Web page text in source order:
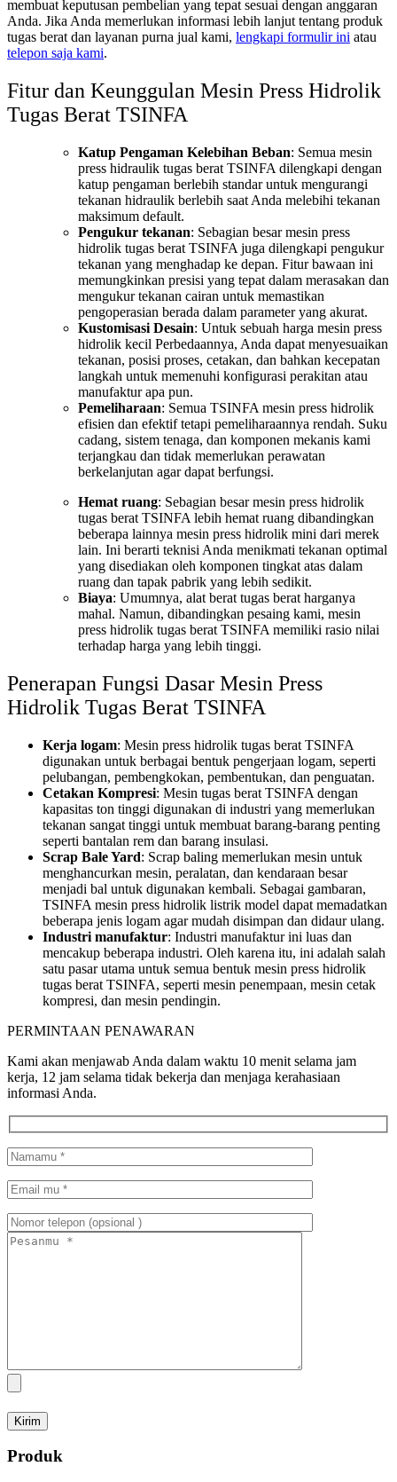
membuat keputusan pembelian yang tepat sesuai dengan anggaran
Anda. Jika Anda memerlukan informasi lebih lanjut tentang produk
tugas berat dan layanan purna jual kami, lengkapi formulir ini atau
telepon saja kami.
Fitur dan Keunggulan Mesin Press Hidrolik
Tugas Berat TSINFA
Katup Pengaman Kelebihan Beban: Semua mesin
press hidraulik tugas berat TSINFA dilengkapi dengan
katup pengaman berlebih standar untuk mengurangi
tekanan hidraulik berlebih saat Anda melebihi tekanan
maksimum default.
Pengukur tekanan: Sebagian besar mesin press
hidrolik tugas berat TSINFA juga dilengkapi pengukur
tekanan yang menghadap ke depan. Fitur bawaan ini
memungkinkan presisi yang tepat dalam merasakan dan
mengukur tekanan cairan untuk memastikan
pengoperasian berada dalam parameter yang akurat.
Kustomisasi Desain: Untuk sebuah harga mesin press
hidrolik kecil Perbedaannya, Anda dapat menyesuaikan
tekanan, posisi proses, cetakan, dan bahkan kecepatan
langkah untuk memenuhi konfigurasi perakitan atau
manufaktur apa pun.
Pemeliharaan: Semua TSINFA mesin press hidrolik
efisien dan efektif tetapi pemeliharaannya rendah. Suku
cadang, sistem tenaga, dan komponen mekanis kami
terjangkau dan tidak memerlukan perawatan
berkelanjutan agar dapat berfungsi.
Hemat ruang: Sebagian besar mesin press hidrolik
tugas berat TSINFA lebih hemat ruang dibandingkan
beberapa lainnya mesin press hidrolik mini dari merek
lain. Ini berarti teknisi Anda menikmati tekanan optimal
yang disediakan oleh komponen tingkat atas dalam
ruang dan tapak pabrik yang lebih sedikit.
Biaya: Umumnya, alat berat tugas berat harganya
mahal. Namun, dibandingkan pesaing kami, mesin
press hidrolik tugas berat TSINFA memiliki rasio nilai
terhadap harga yang lebih tinggi.
Penerapan Fungsi Dasar Mesin Press
Hidrolik Tugas Berat TSINFA
Kerja logam: Mesin press hidrolik tugas berat TSINFA
digunakan untuk berbagai bentuk pengerjaan logam, seperti
pelubangan, pembengkokan, pembentukan, dan penguatan.
Cetakan Kompresi: Mesin tugas berat TSINFA dengan
kapasitas ton tinggi digunakan di industri yang memerlukan
tekanan sangat tinggi untuk membuat barang-barang penting
seperti bantalan rem dan barang insulasi.
Scrap Bale Yard: Scrap baling memerlukan mesin untuk
menghancurkan mesin, peralatan, dan kendaraan besar
menjadi bal untuk digunakan kembali. Sebagai gambaran,
TSINFA mesin press hidrolik listrik model dapat memadatkan
beberapa jenis logam agar mudah disimpan dan didaur ulang.
Industri manufaktur: Industri manufaktur ini luas dan
mencakup beberapa industri. Oleh karena itu, ini adalah salah
satu pasar utama untuk semua bentuk mesin press hidrolik
tugas berat TSINFA, seperti mesin penempaan, mesin cetak
kompresi, dan mesin pendingin.
PERMINTAAN PENAWARAN
Kami akan menjawab Anda dalam waktu 10 menit selama jam
kerja, 12 jam selama tidak bekerja dan menjaga kerahasiaan
informasi Anda.
Produk